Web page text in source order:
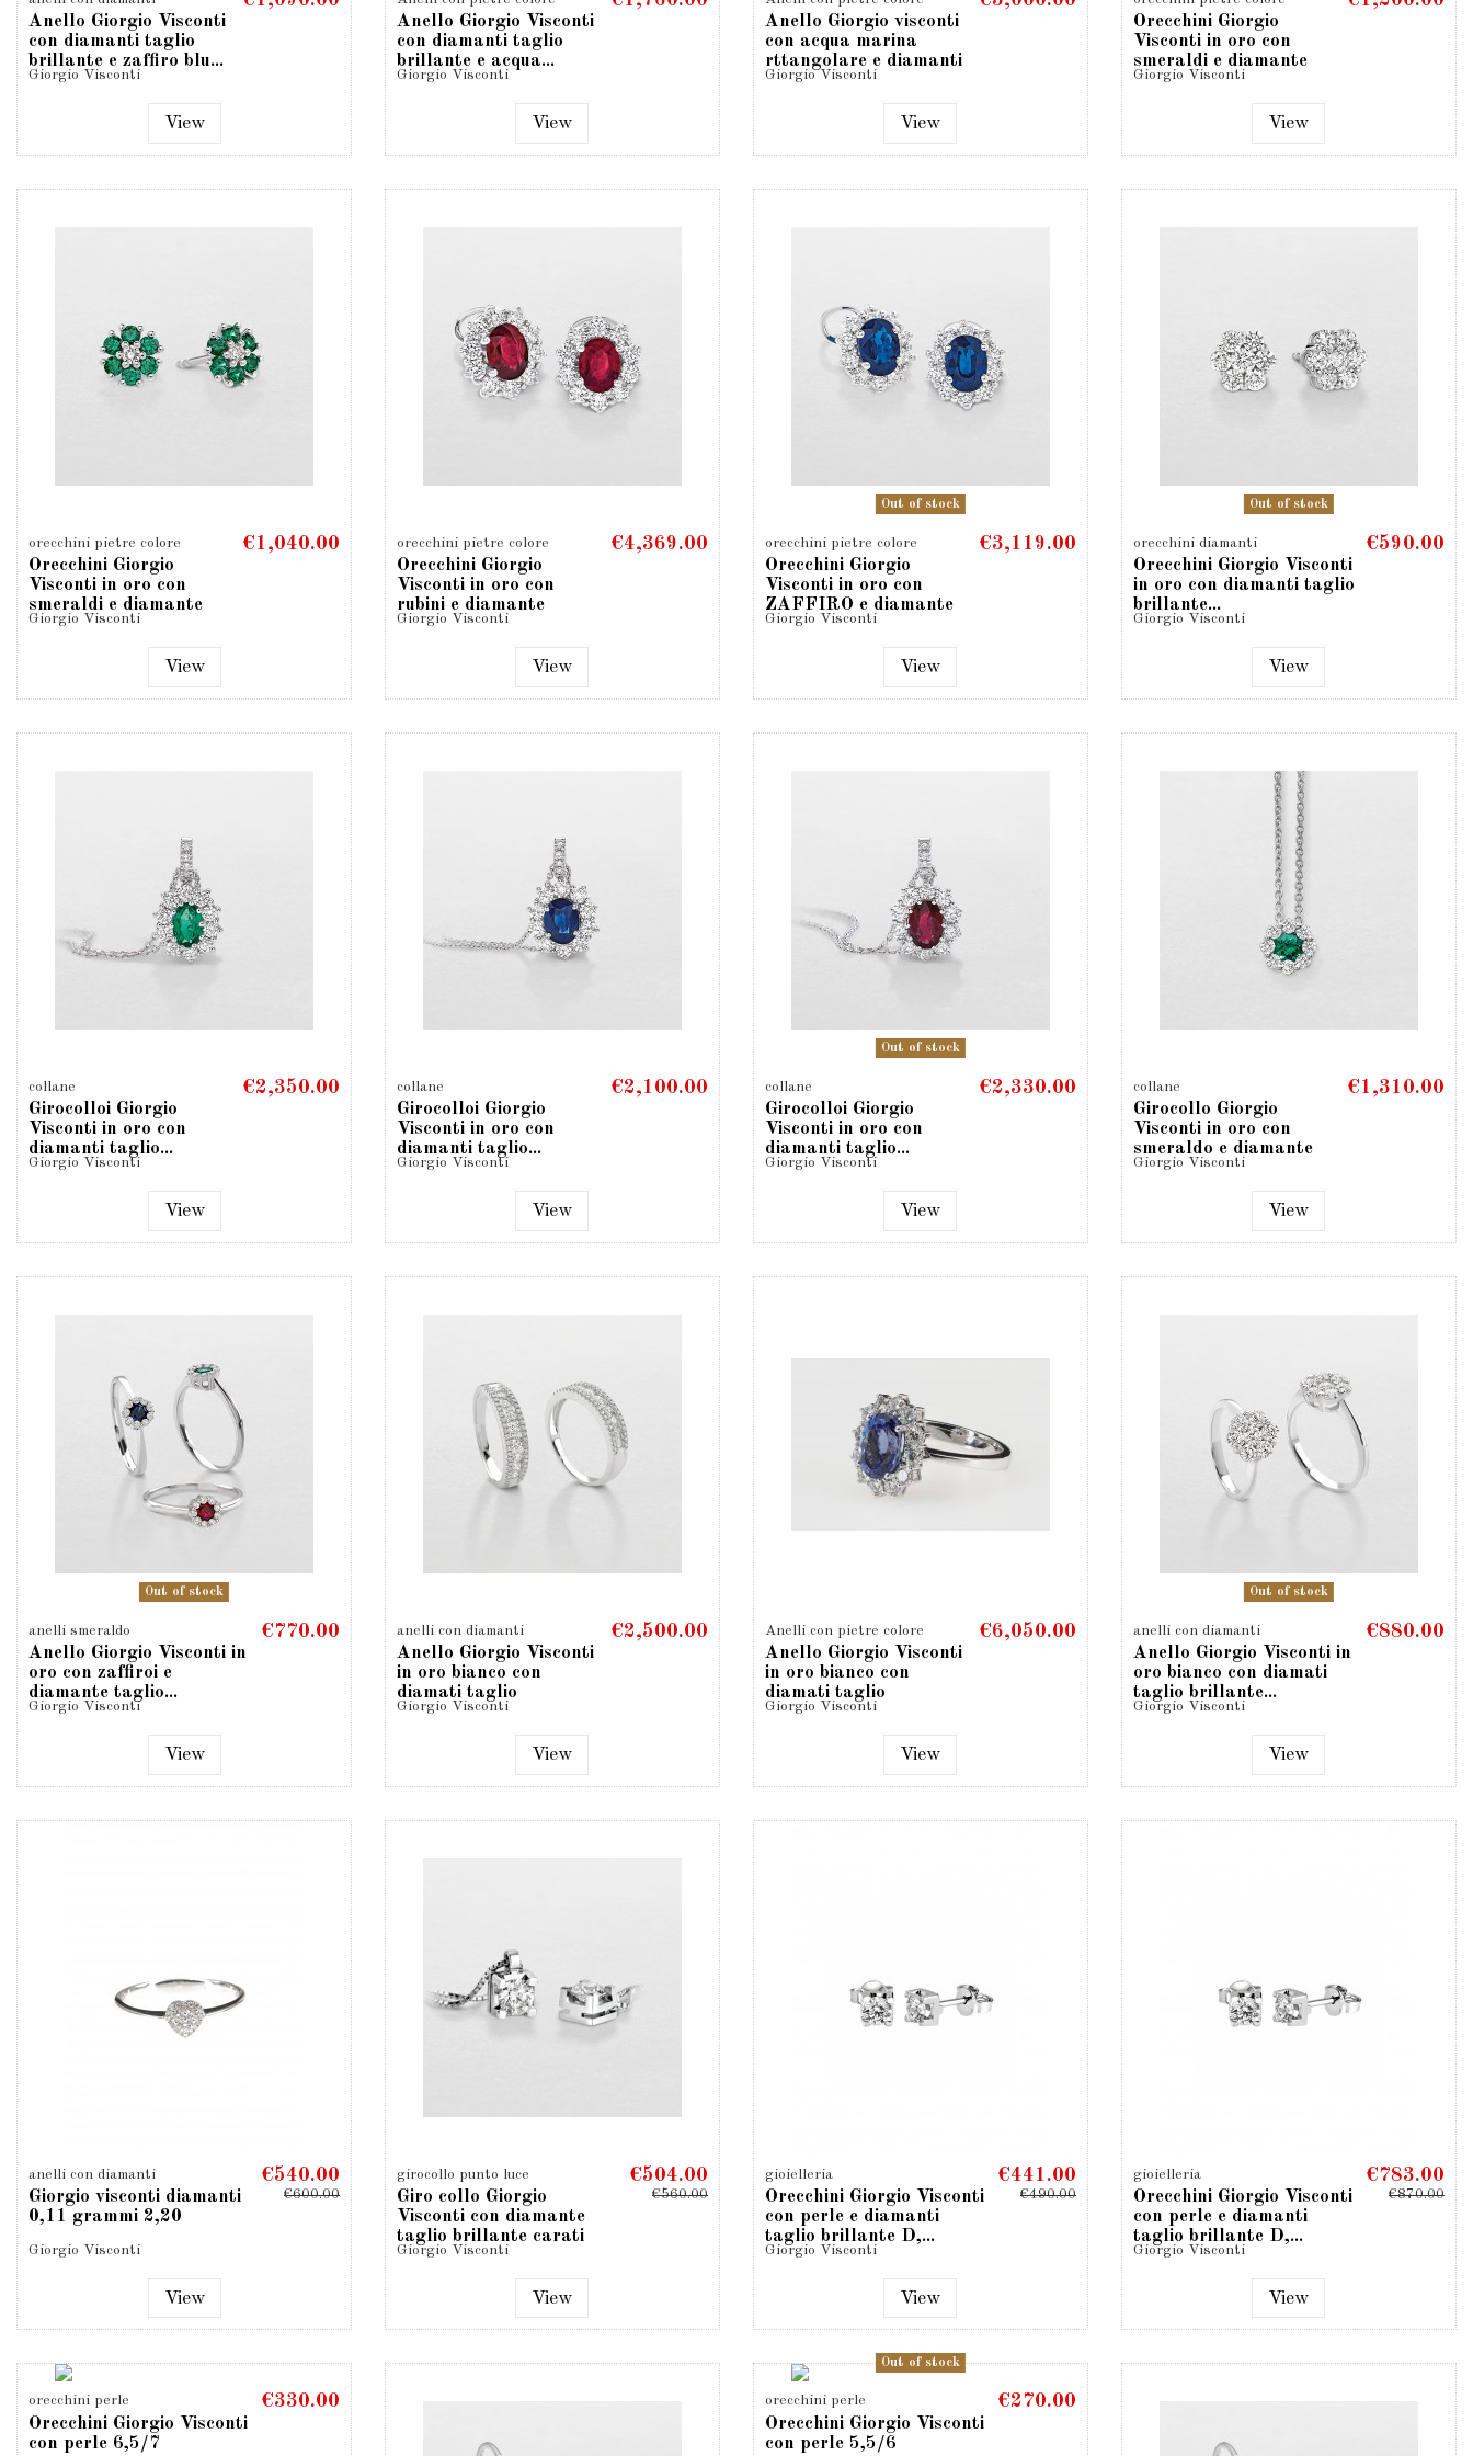
Anello Giorgio Visconti
con diamanti taglio
brillante e zaffiro blu...
Giorgio Visconti
View
Anello Giorgio Visconti
con diamanti taglio
brillante e acqua...
Giorgio Visconti
View
Anello Giorgio visconti
con acqua marina
rttangolare e diamanti
AU....
Giorgio Visconti
View
Orecchini Giorgio
Visconti in oro con
smeraldi e diamante
taglio...
Giorgio Visconti
View
orecchini pietre colore
Orecchini Giorgio
Visconti in oro con
smeraldi e diamante
taglio...
Giorgio Visconti
€1,040.00
View
orecchini pietre colore
Orecchini Giorgio
Visconti in oro con
rubini e diamante
taglio...
Giorgio Visconti
€4,369.00
View
Out of stock
orecchini pietre colore
Orecchini Giorgio
Visconti in oro con
ZAFFIRO e diamante
taglio...
Giorgio Visconti
€3,119.00
View
Out of stock
orecchini diamanti
Orecchini Giorgio Visconti
in oro con diamanti taglio
brillante...
Giorgio Visconti
€590.00
View
collane
Girocolloi Giorgio
Visconti in oro con
diamanti taglio...
Giorgio Visconti
€2,350.00
View
collane
Girocolloi Giorgio
Visconti in oro con
diamanti taglio...
Giorgio Visconti
€2,100.00
View
Out of stock
collane
Girocolloi Giorgio
Visconti in oro con
diamanti taglio...
Giorgio Visconti
€2,330.00
View
collane
Girocollo Giorgio
Visconti in oro con
smeraldo e diamante
taglio...
Giorgio Visconti
€1,310.00
View
Out of stock
anelli smeraldo
Anello Giorgio Visconti in
oro con zaffiroi e
diamante taglio...
Giorgio Visconti
€770.00
View
anelli con diamanti
Anello Giorgio Visconti
in oro bianco con
diamati taglio
brillante...
Giorgio Visconti
€2,500.00
View
Anelli con pietre colore
Anello Giorgio Visconti
in oro bianco con
diamati taglio
brillante...
Giorgio Visconti
€6,050.00
View
Out of stock
anelli con diamanti
Anello Giorgio Visconti in
oro bianco con diamati
taglio brillante...
Giorgio Visconti
€880.00
View
anelli con diamanti
Giorgio visconti diamanti
0,11 grammi 2,20
Giorgio Visconti
€540.00
€600.00
View
girocollo punto luce
Giro collo Giorgio
Visconti con diamante
taglio brillante carati
0,04
Giorgio Visconti
€504.00
€560.00
View
gioielleria
Orecchini Giorgio Visconti
con perle e diamanti
taglio brillante D,...
Giorgio Visconti
€441.00
€490.00
View
gioielleria
Orecchini Giorgio Visconti
con perle e diamanti
taglio brillante D,...
Giorgio Visconti
€783.00
€870.00
View
orecchini perle
Orecchini Giorgio Visconti
con perle 6,5/7
€330.00
Out of stock
orecchini perle
Orecchini Giorgio Visconti
con perle 5,5/6
€270.00